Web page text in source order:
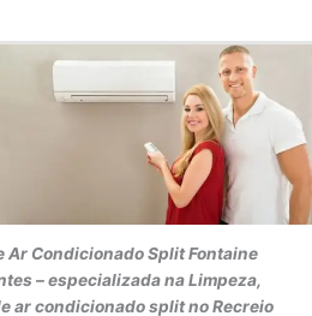
Ar Condicionado Split Fontaine
– especializada na Limpeza,
ar condicionado split no Recreio